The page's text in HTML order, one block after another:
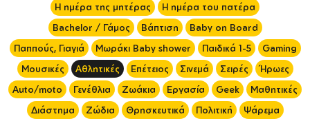
Η ημέρα της μητέρας
Η ημέρα του πατέρα
Bachelor / Γάμος
Βάπτιση
Baby on Board
Παππούς, Γιαγιά
Μωράκι Baby shower Παιδικά 1-5
Gaming
Μουσικές
Αθλητικές Επέτειος Σινεμά Σειρές
Ήρωες
Auto/moto
Γενέθλια Ζωάκια Εργασία Geek
Μαθητικές
Διάστημα
Ζώδια Θρησκευτικά Πολιτική
Ψάρεμα